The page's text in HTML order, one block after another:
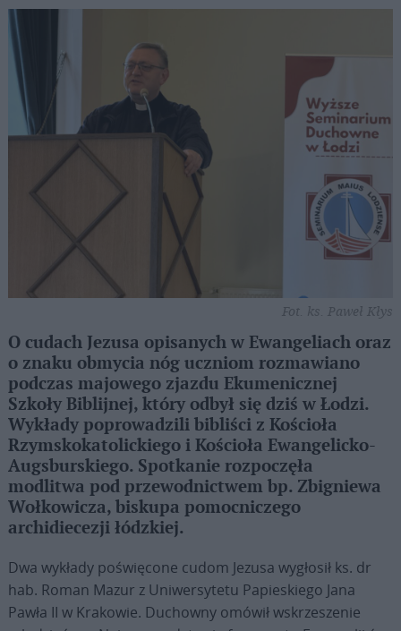
Fot. ks. Paweł Kłys
O cudach Jezusa opisanych w Ewangeliach oraz
o znaku obmycia nóg uczniom rozmawiano
podczas majowego zjazdu Ekumenicznej
Szkoły Biblijnej, który odbył się dziś w Łodzi.
Wykłady poprowadzili bibliści z Kościoła
Rzymskokatolickiego i Kościoła Ewangelicko-
Augsburskiego. Spotkanie rozpoczęła
modlitwa pod przewodnictwem bp. Zbigniewa
Wołkowicza, biskupa pomocniczego
archidiecezji łódzkiej.
Dwa wykłady poświęcone cudom Jezusa wygłosił ks. dr
hab. Roman Mazur z Uniwersytetu Papieskiego Jana
Pawła II w Krakowie. Duchowny omówił wskrzeszenie